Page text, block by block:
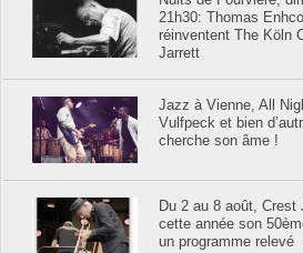
21h30: Thomas
réinventent The Köln
Jarrett
Jazz à Vienne, All
Vulfpeck et bien
cherche son âme !
Du 2 au 8 août,
cette année son
un programme relevé